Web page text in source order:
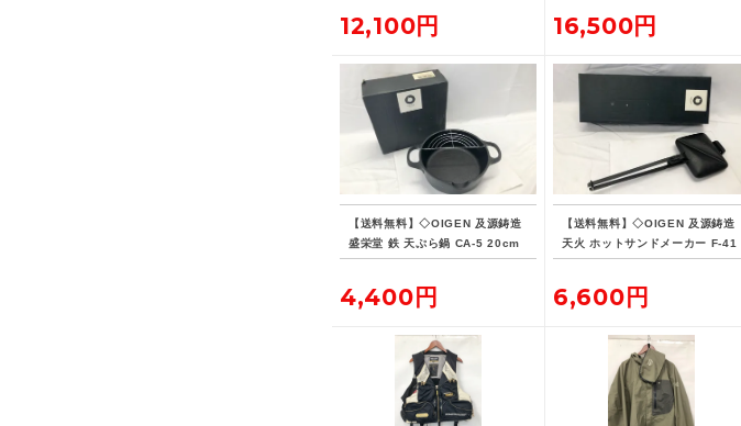
12,100円 16,500円
【送料無料】◇OIGEN 及源鋳造
盛栄堂 鉄 天ぷら鍋 CA-5 20cm
4,400円
【送料無料】◇OIGEN 及源鋳造
天火 ホットサンドメーカー F-41
6
6,600円